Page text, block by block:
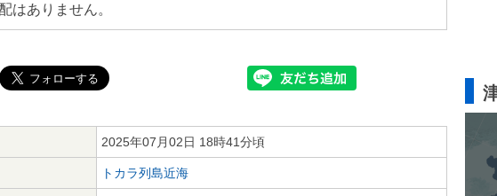
はありません。
2025年07月02日 18時41分頃
トカラ列島近海